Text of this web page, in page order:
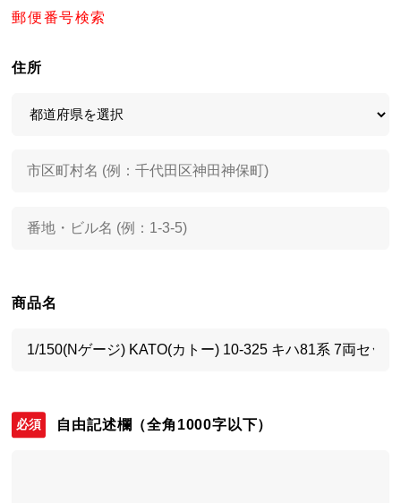
郵便番号検索
住所
商品名
自由記述欄 （全角1000字以下）